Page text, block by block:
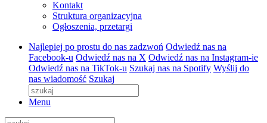
Kontakt
Struktura organizacyjna
Ogłoszenia, przetargi
Najlepiej po prostu do nas zadzwoń Odwiedź nas na
Facebook-u Odwiedź nas na X Odwiedź nas na Instagram-ie
Odwiedź nas na TikTok-u Szukaj nas na Spotify Wyślij do
nas wiadomość Szukaj
Menu